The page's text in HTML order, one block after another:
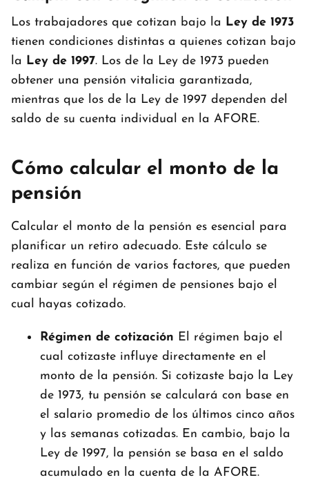
Los trabajadores que cotizan bajo la Ley de 1973
tienen condiciones distintas a quienes cotizan bajo
la Ley de 1997. Los de la Ley de 1973 pueden
obtener una pensión vitalicia garantizada,
mientras que los de la Ley de 1997 dependen del
saldo de su cuenta individual en la AFORE.
Cómo calcular el monto de la
pensión
Calcular el monto de la pensión es esencial para
planificar un retiro adecuado. Este cálculo se
realiza en función de varios factores, que pueden
cambiar según el régimen de pensiones bajo el
cual hayas cotizado.
Régimen de cotización El régimen bajo el
cual cotizaste influye directamente en el
monto de la pensión. Si cotizaste bajo la Ley
de 1973, tu pensión se calculará con base en
el salario promedio de los últimos cinco años
y las semanas cotizadas. En cambio, bajo la
Ley de 1997, la pensión se basa en el saldo
acumulado en la cuenta de la AFORE.